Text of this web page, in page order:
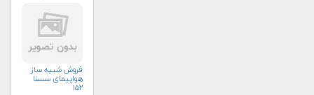
فروش شبیه ساز
هواپیمای سسنا
۱۵۲